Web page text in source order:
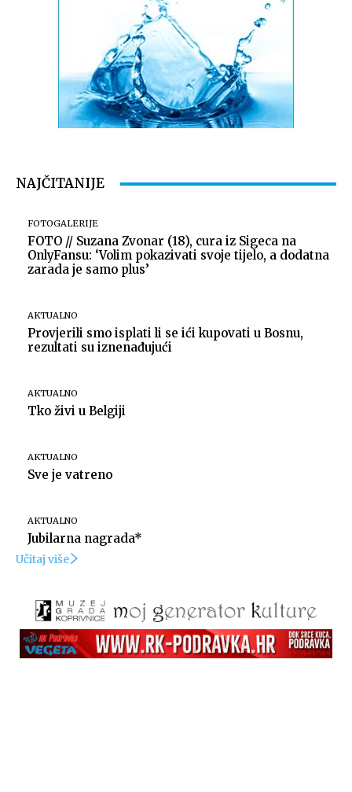
NAJČITANIJE
FOTOGALERIJE
FOTO // Suzana Zvonar (18), cura iz Sigeca na
OnlyFansu: ‘Volim pokazivati svoje tijelo, a dodatna
zarada je samo plus’
AKTUALNO
Provjerili smo isplati li se ići kupovati u Bosnu,
rezultati su iznenađujući
AKTUALNO
Tko živi u Belgiji
AKTUALNO
Sve je vatreno
AKTUALNO
Jubilarna nagrada*
Učitaj više